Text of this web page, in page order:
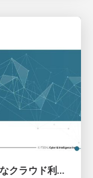
クラウドセキュリティ入門 ～安全なクラウド利用のための基礎知識～